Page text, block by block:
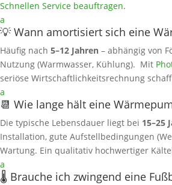
Schnellen Service beauftragen.
a
💡 Wann amortisiert sich eine
Häufig nach 5–12 Jahren – abhängig von
Nutzung (Warmwasser, Kühlung). Mit
seriöse Wirtschaftlichkeitsrechnung
a
📆 Wie lange hält eine
Die typische Lebensdauer liegt bei 15–25
Installation, gute Aufstellbedingungen
Wartung. Ein qualitativ hochwertiger
a
🌡️ Brauche ich zwingend eine